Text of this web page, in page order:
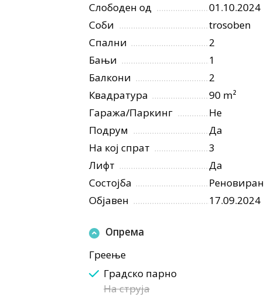
Слободен од
01.10.2024
Соби
trosoben
Спални
2
Бањи
1
Балкони
2
Квадратура
90 m²
Гаража/Паркинг
Не
Подрум
Да
На кој спрат
3
Лифт
Да
Состојба
Реновиран
Објавен
17.09.2024
Опрема
Греење
Градско парно
На струја